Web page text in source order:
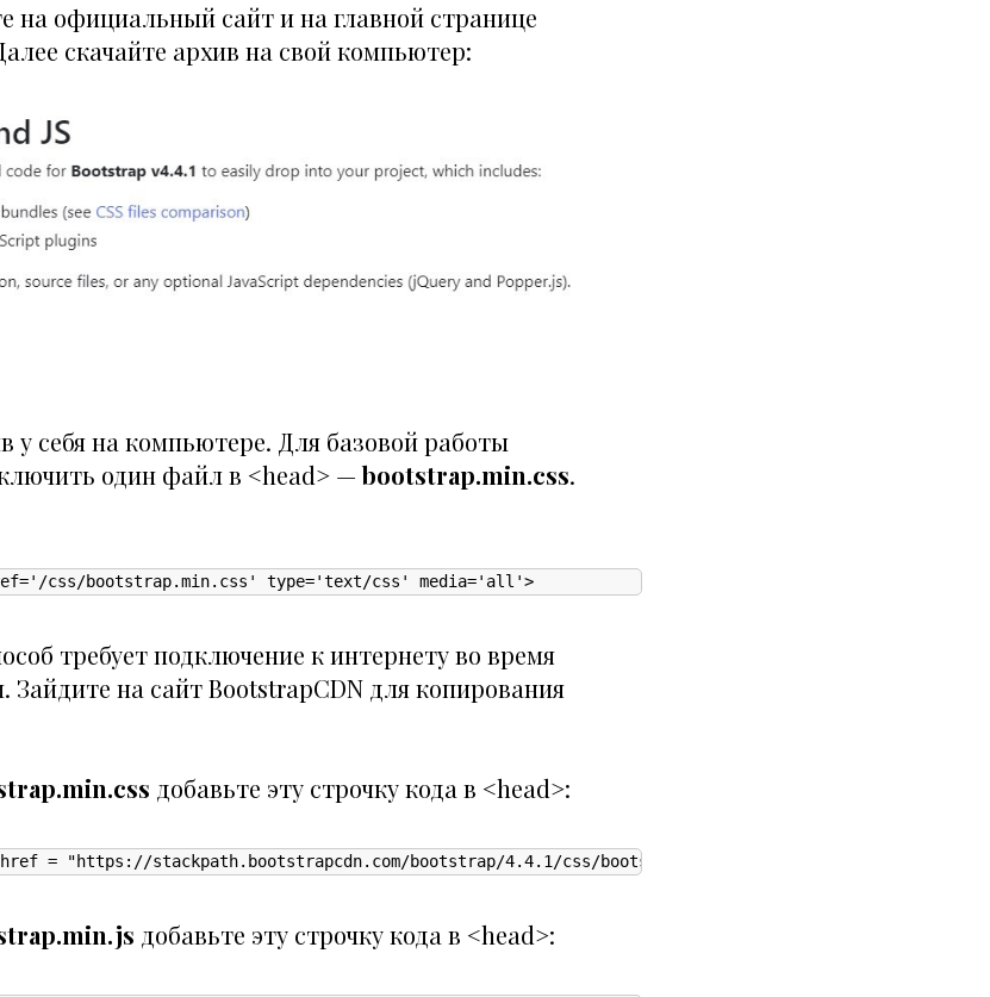
на официальный сайти на главной странице
скачайте архив на свой компьютер:
у себя на компьютере. Для базовой работы
один файл в <head> —bootstrap.min.css.
css/bootstrap.min.css' type='text/css' media='all'>
требует подключение к интернету во время
Зайдите на сайтBootstrapCDN для копирования
добавьте эту строчку кода в <head>:
= "https://stackpath.bootstrapcdn.com/bootstrap/4.4.1/css/bootstrap.min.css">
добавьте эту строчку кода в <head>: